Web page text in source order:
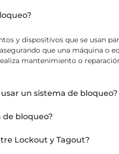
y dispositivos que se usan
que una máquina o
mantenimiento o
un sistema de bloqueo?
de bloqueo?
Lockout y Tagout?